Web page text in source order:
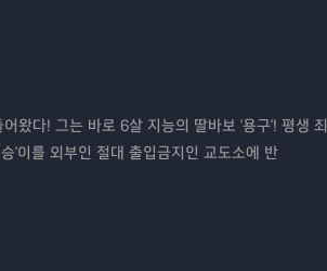
왔다! 그는 바로 6살 지능의 딸바보 '용구'! 평생
'이를 외부인 절대 출입금지인 교도소에 반